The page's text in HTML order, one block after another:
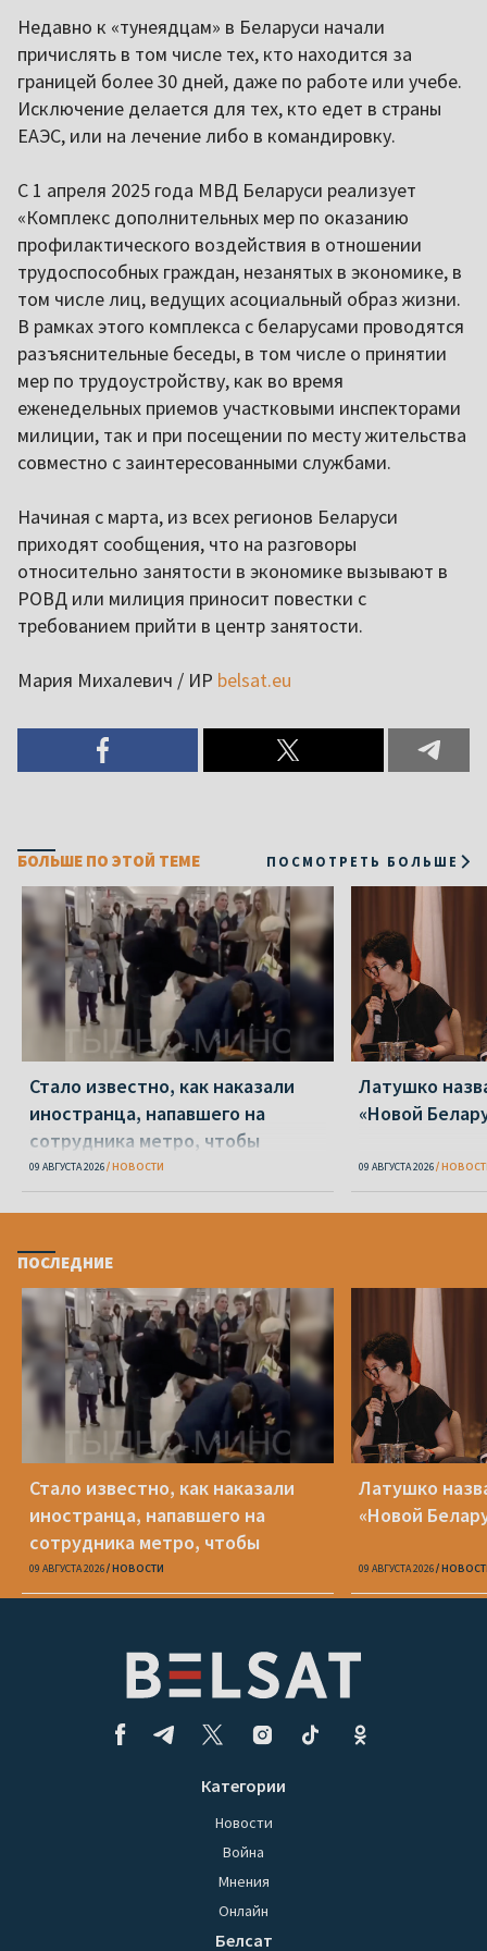
Недавно к «тунеядцам» в Беларуси начали
причислять в том числе тех, кто находится за
границей более 30 дней, даже по работе или учебе.
Исключение делается для тех, кто едет в страны
ЕАЭС, или на лечение либо в командировку.
С 1 апреля 2025 года МВД Беларуси реализует
«Комплекс дополнительных мер по оказанию
профилактического воздействия в отношении
трудоспособных граждан, незанятых в экономике, в
том числе лиц, ведущих асоциальный образ жизни.
В рамках этого комплекса с беларусами проводятся
разъяснительные беседы, в том числе о принятии
мер по трудоустройству, как во время
еженедельных приемов участковыми инспекторами
милиции, так и при посещении по месту жительства
совместно с заинтересованными службами.
Начиная с марта, из всех регионов Беларуси
приходят сообщения, что на разговоры
относительно занятости в экономике вызывают в
РОВД или милиция приносит повестки с
требованием прийти в центр занятости.
Мария Михалевич / ИР belsat.eu
БОЛЬШЕ ПО ЭТОЙ ТЕМЕ ПОСМОТРЕТЬ БОЛЬШЕ
Стало известно, как наказали
иностранца, напавшего на
сотрудника метро, чтобы
доехать до Смоленска
09 АВГУСТА 2026 НОВОСТИ
Латушко
«Новой
09 АВГУСТА 2026
ПОСЛЕДНИЕ
Стало известно, как наказали
иностранца, напавшего на
сотрудника метро, чтобы
доехать до Смоленска
09 АВГУСТА 2026 НОВОСТИ
Латушко
«Новой
09 АВГУСТА 2026
Категории
Новости
Война
Мнения
Онлайн
Белсат